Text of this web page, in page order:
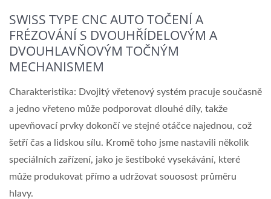
SWISS TYPE CNC AUTO TOČENÍ A
FRÉZOVÁNÍ S DVOUHŘÍDELOVÝM A
DVOUHLAVŇOVÝM TOČNÝM
MECHANISMEM
Charakteristika: Dvojitý vřetenový systém pracuje současně
a jedno vřeteno může podporovat dlouhé díly, takže
upevňovací prvky dokončí ve stejné otáčce najednou, což
šetří čas a lidskou sílu. Kromě toho jsme nastavili několik
speciálních zařízení, jako je šestiboké vysekávání, které
může produkovat přímo a udržovat souosost průměru
hlavy.